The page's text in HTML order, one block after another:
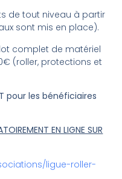
de tout niveau à partir
sont mis en place).
complet de matériel
(roller, protections et
pour les bénéficiaires
EN LIGNE SUR
ligue-roller-